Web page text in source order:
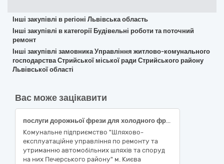
Інші закупівлі в регіоні Львівська область
Інші закупівлі в категорії Будівельні роботи та поточний
ремонт
Інші закупівлі замовника Управління житлово-комунального
господарства Стрийської міської ради Стрийського району
Львівської області
Вас може зацікавити
послуги дорожньої фрези для холодного фрезерування асфальтобетонного покриття (Код за ДК 021:2015 - 45230000-8 - Будівництво трубопроводів, ліній зв’язку та електропередач, шосе, доріг, аеродромів і залізничних доріг; вирівнювання поверхонь)
Комунальне підприємство "Шляхово-
експлуатаційне управління по ремонту та
утриманню автомобільних шляхів та споруд
на них Печерського району" м. Києва